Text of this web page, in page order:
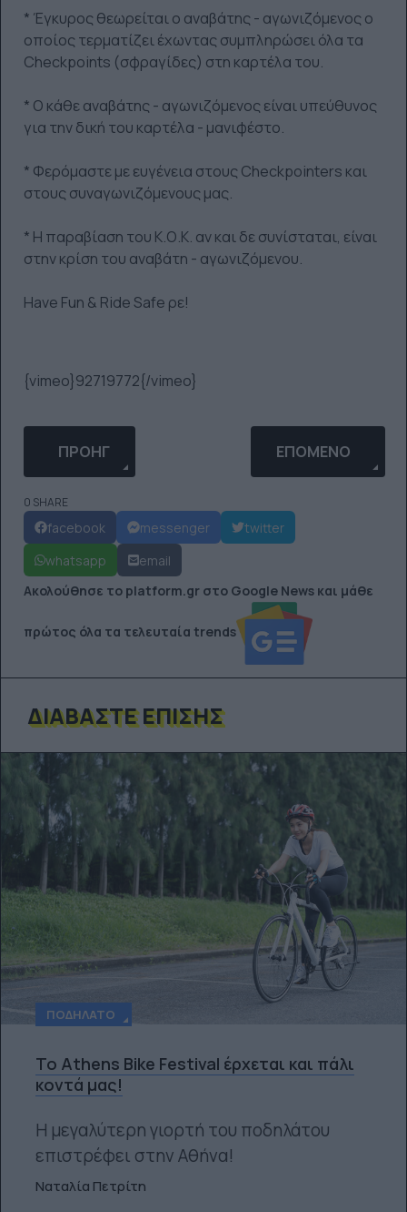
* Έγκυρος θεωρείται ο αναβάτης - αγωνιζόμενος ο
οποίος τερματίζει έχωντας συμπληρώσει όλα τα
Checkpoints (σφραγίδες) στη καρτέλα του.
* Ο κάθε αναβάτης - αγωνιζόμενος είναι υπεύθυνος
για την δική του καρτέλα - μανιφέστο.
* Φερόμαστε με ευγένεια στους Checkpointers και
στους συναγωνιζόμενους μας.
* Η παραβίαση του Κ.Ο.Κ. αν και δε συνίσταται, είναι
στην κρίση του αναβάτη - αγωνιζόμενου.
Have Fun & Ride Safe ρε!
{vimeo}92719772{/vimeo}
ΠΡΟΗΓΟΎΜΕΝΟ ΆΡΘΡΟ: 1ΟΣ ΑΝΑΠΤΥΞΙΑΚΌΣ
ΠΡΟΗΓ ΕΠΌΜΕΝΟ ΆΡΘΡΟ:
ΕΠΌΜΕΝΟ
0 SHARE
facebook messenger
twitter
whatsapp
email
Ακολούθησε το platform.gr στο Google News και μάθε
πρώτος όλα τα τελευταία trends
ΔΙΑΒΆΣΤΕ ΕΠΊΣΗΣ
ΠΟΔΉΛΑΤΟ
Το Athens Bike Festival έρχεται και πάλι
κοντά μας!
Η μεγαλύτερη γιορτή του ποδηλάτου
επιστρέφει στην Αθήνα!
Ναταλία Πετρίτη